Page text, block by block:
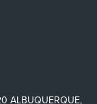
ALBUQUERQUE,